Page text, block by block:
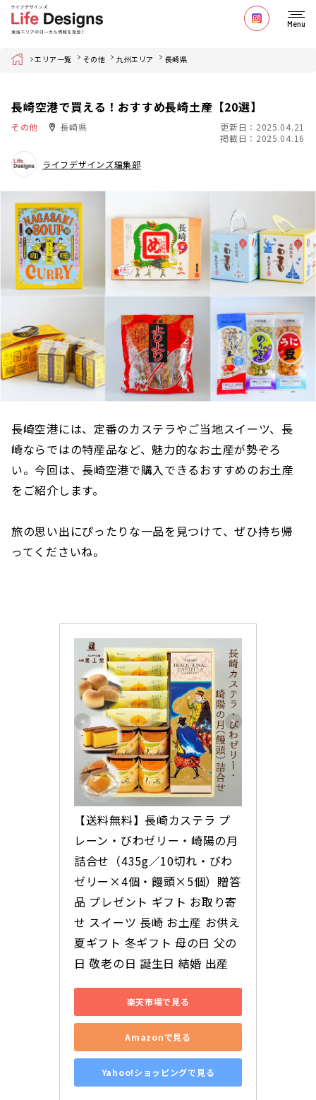
Menu
Home エリア一覧 その他 九州エリア 長崎県
長崎空港で買える！おすすめ長崎土産【20選】
その他 長崎県
更新日：2025.04.21
掲載日：2025.04.16
ライフデザインズ編集部
長崎空港には、定番のカステラやご当地スイーツ、長
崎ならではの特産品など、魅力的なお土産が勢ぞろ
い。今回は、長崎空港で購入できるおすすめのお土産
をご紹介します。
旅の思い出にぴったりな一品を見つけて、ぜひ持ち帰
ってくださいね。
【送料無料】長崎カステラ プ
レーン・びわゼリー・崎陽の月
詰合せ（435g／10切れ・びわ
ゼリー×4個・饅頭×5個）贈答
品 プレゼント ギフト お取り寄
せ スイーツ 長崎 お土産 お供え
夏ギフト 冬ギフト 母の日 父の
日 敬老の日 誕生日 結婚 出産
楽天市場で見る
Amazonで見る
Yahoo!ショッピングで見る